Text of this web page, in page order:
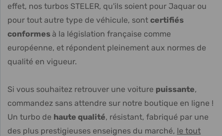
effet, nos turbos STELER, qu'ils soient pour Jaquar ou
pour tout autre type de véhicule, sont certifiés
conformesà la législation française comme
européenne, et répondent pleinement aux normes de
qualité en vigueur.
Si vous souhaitez retrouver une voiture puissante,
commandez sans attendre sur notre boutique en ligne !
Un turbo de haute qualité, résistant, fabriqué par une
des plus prestigieuses enseignes du marché, le tout